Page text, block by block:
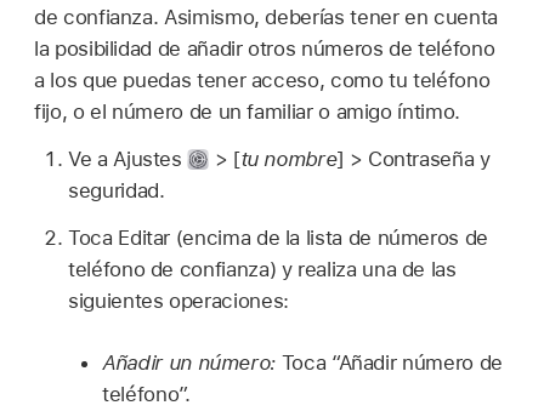
de confianza. Asimismo, deberías tener en cuenta
la posibilidad de añadir otros números de teléfono
a los que puedas tener acceso, como tu teléfono
fijo, o el número de un familiar o amigo íntimo.
Ve a Ajustes
> [tu nombre] > Contraseña y
seguridad.
Toca Editar (encima de la lista de números de
teléfono de confianza) y realiza una de las
siguientes operaciones:
Añadir un número: Toca “Añadir número de
teléfono”.